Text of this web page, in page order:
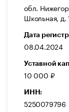
обл.
Школьная, д.
Дата
08.04.2024
Уставной
10 000 ₽
ИНН:
5250079796